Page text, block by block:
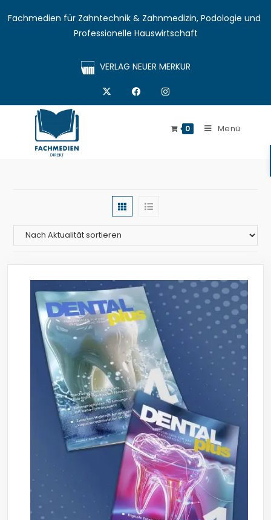
Fachmedien für Zahntechnik & Zahnmedizin, Podologie und
Professionelle Hauswirtschaft
VERLAG NEUER MERKUR
0 Menü